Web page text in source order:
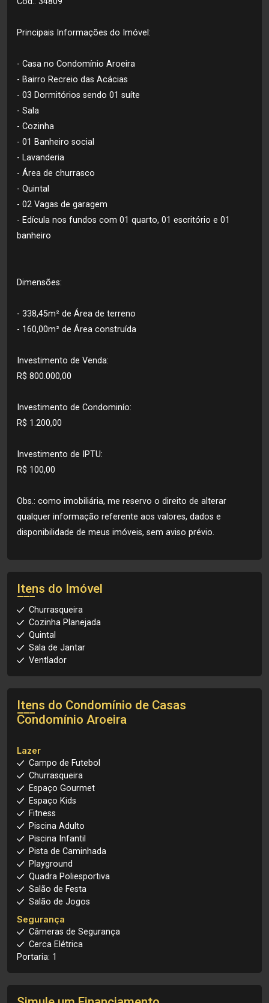
Principais Informações do Imóvel:
- Casa no Condomínio Aroeira
- Bairro Recreio das Acácias
- 03 Dormitórios sendo 01 suíte
- Sala
- Cozinha
- 01 Banheiro social
- Lavanderia
- Área de churrasco
- Quintal
- 02 Vagas de garagem
- Edícula nos fundos com 01 quarto, 01 escritório e 01
banheiro
Dimensões:
- 338,45m² de Área de terreno
- 160,00m² de Área construída
Investimento de Venda:
R$ 800.000,00
Investimento de Condominío:
R$ 1.200,00
Investimento de IPTU:
R$ 100,00
Obs.: como imobiliária, me reservo o direito de alterar
qualquer informação referente aos valores, dados e
disponibilidade de meus imóveis, sem aviso prévio.
Itens do Imóvel
Churrasqueira
Cozinha Planejada
Quintal
Sala de Jantar
Ventlador
Itens do Condomínio de Casas
Condomínio Aroeira
Lazer
Campo de Futebol
Churrasqueira
Espaço Gourmet
Espaço Kids
Fitness
Piscina Adulto
Piscina Infantil
Pista de Caminhada
Playground
Quadra Poliesportiva
Salão de Festa
Salão de Jogos
Segurança
Câmeras de Segurança
Cerca Elétrica
Portaria: 1